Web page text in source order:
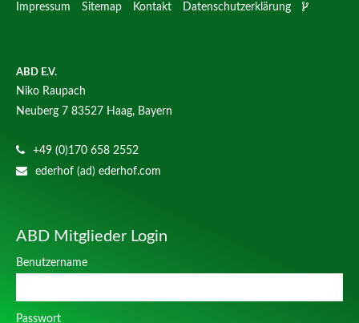
Impressum Sitemap Kontakt Datenschutzerklärung
ABD E.V.
Niko Raupach
Neuberg 7 83527 Haag, Bayern
+49 (0)170 658 2552
ederhof (ad) ederhof.com
ABD Mitglieder Login
Benutzername
Passwort